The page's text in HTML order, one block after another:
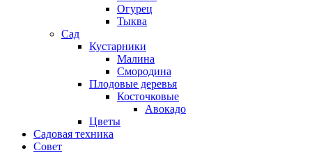
Огурец
Тыква
Сад
Кустарники
Малина
Смородина
Плодовые деревья
Косточковые
Авокадо
Цветы
Садовая техника
Совет